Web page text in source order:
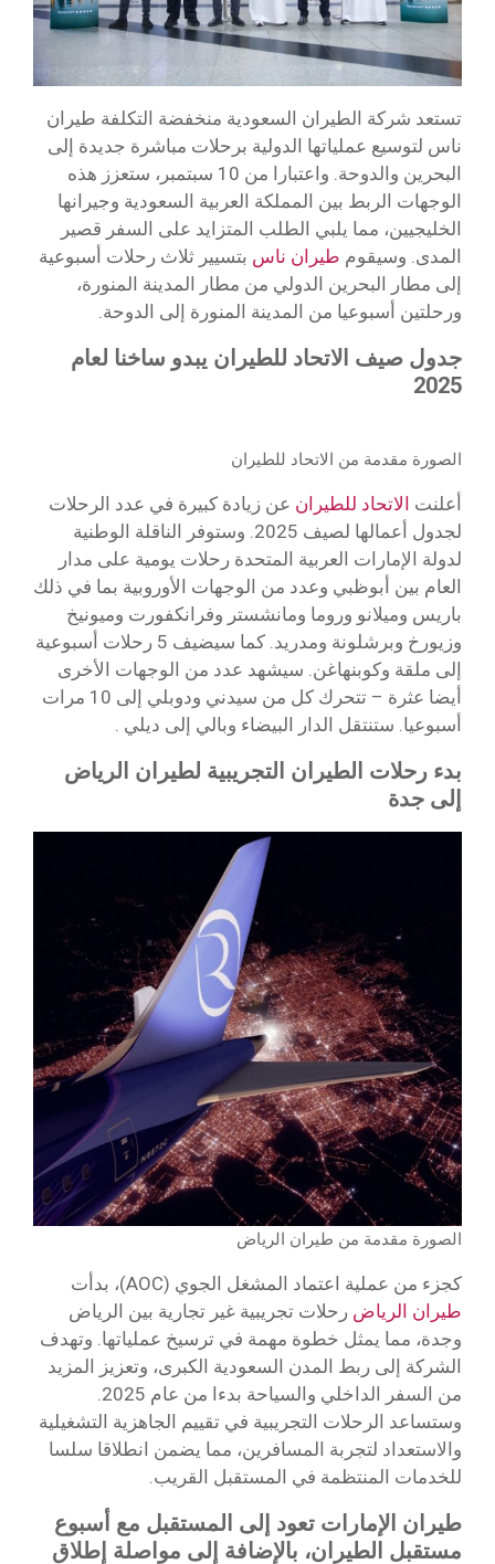
تستعد شركة الطيران السعودية منخفضة التكلفة طيران
ناس لتوسيع عملياتها الدولية برحلات مباشرة جديدة إلى
البحرين والدوحة. واعتبارا من 10 سبتمبر، ستعزز هذه
الوجهات الربط بين المملكة العربية السعودية وجيرانها
الخليجيين، مما يلبي الطلب المتزايد على السفر قصير
المدى. وسيقوم طيران ناس بتسيير ثلاث رحلات أسبوعية
إلى مطار البحرين الدولي من مطار المدينة المنورة،
ورحلتين أسبوعيا من المدينة المنورة إلى الدوحة.
جدول صيف الاتحاد للطيران يبدو ساخنا لعام
2025
الصورة مقدمة من الاتحاد للطيران
أعلنت الاتحاد للطيران عن زيادة كبيرة في عدد الرحلات
لجدول أعمالها لصيف 2025. وستوفر الناقلة الوطنية
لدولة الإمارات العربية المتحدة رحلات يومية على مدار
العام بين أبوظبي وعدد من الوجهات الأوروبية بما في ذلك
باريس وميلانو وروما ومانشستر وفرانكفورت وميونيخ
وزيورخ وبرشلونة ومدريد. كما سيضيف 5 رحلات أسبوعية
إلى ملقة وكوبنهاغن. سيشهد عدد من الوجهات الأخرى
أيضا عثرة – تتحرك كل من سيدني ودوبلي إلى 10 مرات
أسبوعيا. ستنتقل الدار البيضاء وبالي إلى ديلي .
بدء رحلات الطيران التجريبية لطيران الرياض
إلى جدة
الصورة مقدمة من طيران الرياض
كجزء من عملية اعتماد المشغل الجوي (AOC)، بدأت
طيران الرياض رحلات تجريبية غير تجارية بين الرياض
وجدة، مما يمثل خطوة مهمة في ترسيخ عملياتها. وتهدف
الشركة إلى ربط المدن السعودية الكبرى، وتعزيز المزيد
وستساعد الرحلات التجريبية في تقييم الجاهزية التشغيلية
والاستعداد لتجربة المسافرين، مما يضمن انطلاقا سلسا
للخدمات المنتظمة في المستقبل القريب.
طيران الإمارات تعود إلى المستقبل مع أسبوع
مستقبل الطيران، بالإضافة إلى مواصلة إطلاق